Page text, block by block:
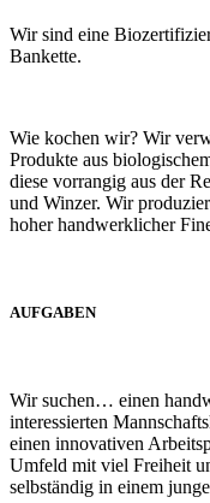
Wir sind eine
Bankette.
Wie kochen wir? Wir
Produkte aus
diese vorrangig aus der
und Winzer. Wir
hoher handwerklicher
AUFGABEN
Wir suchen… einen
interessierten
einen innovativen
Umfeld mit viel Freiheit
selbständig in einem